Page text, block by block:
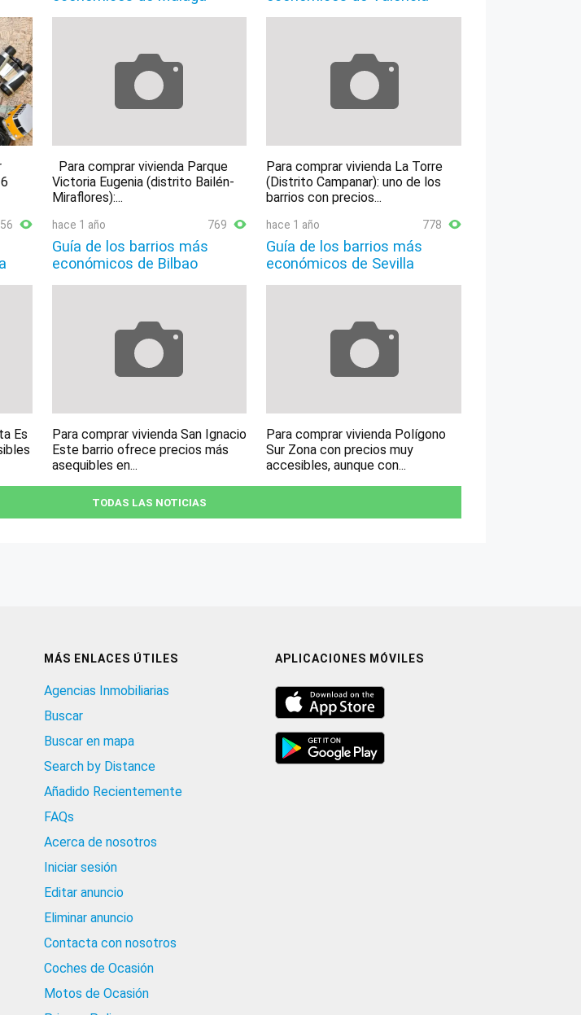
Para comprar vivienda Parque
Victoria Eugenia (distrito Bailén-
Miraflores):...
Para comprar vivienda La Torre
(Distrito Campanar): uno de los
barrios con precios...
Es
hace 1 año 769
Guía de los barrios más
económicos de Bilbao
Para comprar vivienda San Ignacio
Este barrio ofrece precios más
asequibles en...
hace 1 año 778
Guía de los barrios más
económicos de Sevilla
Para comprar vivienda Polígono
Sur Zona con precios muy
accesibles, aunque con...
TODAS LAS NOTICIAS
MÁS ENLACES ÚTILES
Agencias Inmobiliarias
Buscar
Buscar en mapa
Search by Distance
Añadido Recientemente
FAQs
Acerca de nosotros
Iniciar sesión
Editar anuncio
Eliminar anuncio
Contacta con nosotros
Coches de Ocasión
Motos de Ocasión
APLICACIONES MÓVILES